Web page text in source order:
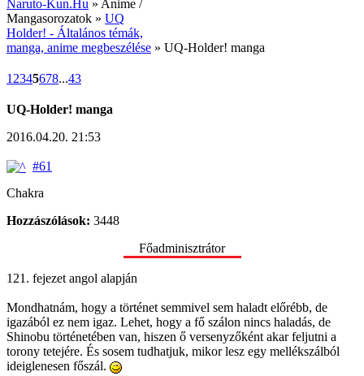
Naruto-Kun.Hu » Anime /
Mangasorozatok » UQ
Holder! - Általános témák,
manga, anime megbeszélése » UQ-Holder! manga
1 2345678...43
UQ-Holder! manga
2016.04.20. 21:53
#61
Chakra
Hozzászólások: 3448
Főadminisztrátor
121. fejezet angol alapján
Mondhatnám, hogy a történet semmivel sem haladt előrébb, de
igazából ez nem igaz. Lehet, hogy a fő szálon nincs haladás, de
Shinobu történetében van, hiszen ő versenyzőként akar feljutni a
torony tetejére. És sosem tudhatjuk, mikor lesz egy mellékszálból
ideiglenesen főszál.